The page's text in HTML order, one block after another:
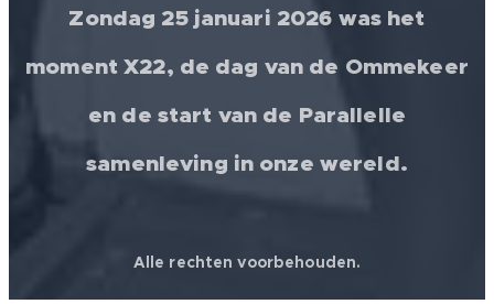
Zondag 25 januari 2026 was het
moment X22, de dag van de Ommekeer
en de start van de Parallelle
samenleving in onze wereld.
Alle rechten voorbehouden.